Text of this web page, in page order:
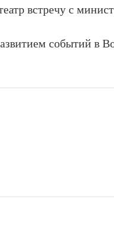
встречу с
событий в